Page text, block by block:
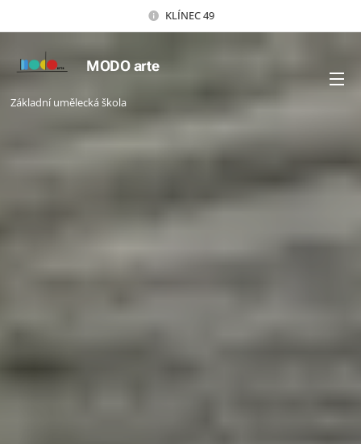
KLÍNEC 49
MODO arte
Základní umělecká škola